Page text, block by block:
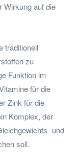
Wirkung auf die
traditionell
zu
Funktion im
für die
Zink für die
Komplex, der
und
soll.